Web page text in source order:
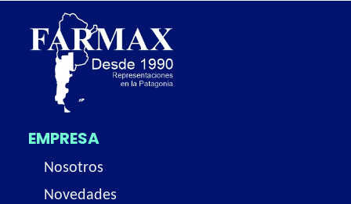
EMPRESA
Nosotros
Novedades